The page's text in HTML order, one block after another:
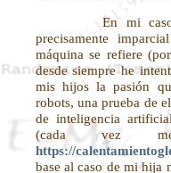
En mi caso,
precisamente
máquina se refiere
desde siempre he
mis hijos la pasión
robots, una prueba de
de inteligencia
(cada vez
https://
base al caso de mi hija